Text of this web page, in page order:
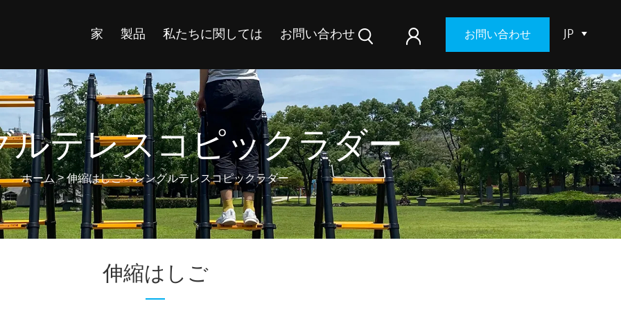
家 製品 私たちに関しては お問い合わせ お問い合わせ JP
ルテレスコピックラダー
ホーム>伸縮はしご>シングルテレスコピックラダー
伸縮はしご